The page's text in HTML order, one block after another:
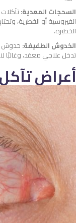
السحجات المعدية:
الفيروسية أو الفطرية،
الخطيرة.
الخدوش الطفيفة: خدوش
تدخل علاجي معقد، وغالبًا
أعراض